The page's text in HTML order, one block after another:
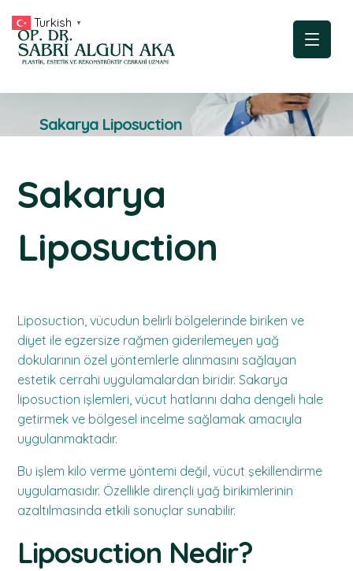
Sakarya Liposuction
Sakarya
Liposuction
Liposuction, vücudun belirli bölgelerinde biriken ve
diyet ile egzersize rağmen giderilemeyen yağ
dokularının özel yöntemlerle alınmasını sağlayan
estetik cerrahi uygulamalardan biridir. Sakarya
liposuction işlemleri, vücut hatlarını daha dengeli hale
getirmek ve bölgesel incelme sağlamak amacıyla
uygulanmaktadır.
Bu işlem kilo verme yöntemi değil, vücut şekillendirme
uygulamasıdır. Özellikle dirençli yağ birikimlerinin
azaltılmasında etkili sonuçlar sunabilir.
Liposuction Nedir?
Turkish ▼